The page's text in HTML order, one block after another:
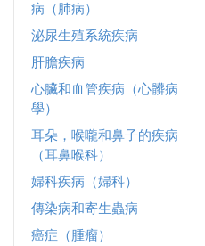
病（肺病）
泌尿生殖系統疾病
肝膽疾病
心臟和血管疾病（心髒病
學）
耳朵，喉嚨和鼻子的疾病
（耳鼻喉科）
婦科疾病（婦科）
傳染病和寄生蟲病
癌症（腫瘤）